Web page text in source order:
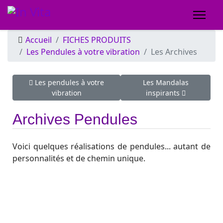
Accueil
FICHES PRODUITS
Les Pendules à votre vibration
Les Archives
Article précédent : Les pendules à votre vibration
Les pendules à votre
vibration
Article suivant : Les
Les Mandalas
inspirants
Archives Pendules
Voici quelques réalisations de pendules... autant de
personnalités et de chemin unique.